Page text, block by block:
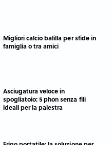
Migliori calcio balilla per sfide in
famiglia o tra amici
Asciugatura veloce in
spogliatoio: 5 phon senza fili
ideali per la palestra